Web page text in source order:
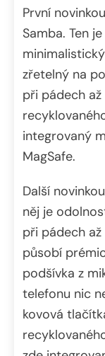
První
Samba. Ten
zřetelný na
při pádech až
integrovaný
MagSafe.
Další
něj je
při pádech
působí
podšívka z
telefonu nic
kovová